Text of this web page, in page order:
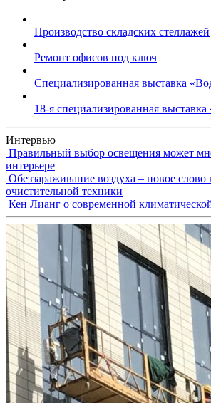
Производство складских стеллажей
Ремонт офисов под ключ
Специализированная выставка
18-я специализированная
Интервью
Правильный выбор освещения может
интерьере
Обеззараживание воздуха – новое слово
очистительной техники
Кен Лианг о современной